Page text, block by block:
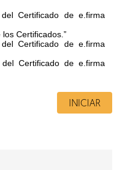
Certificado de e.firma
Certificados.”
Certificado de e.firma
Certificado de e.firma
INICIAR